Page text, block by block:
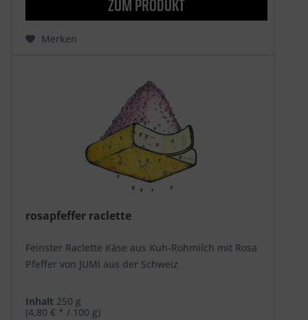
Merken
rosapfeffer raclette
Feinster Raclette Käse aus Kuh-Rohmilch mit Rosa
Pfeffer von JUMI aus der Schweiz
Inhalt 250 g
(4,80 € * / 100 g)